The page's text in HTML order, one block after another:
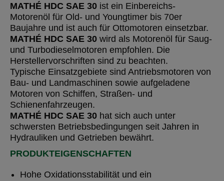
MATHÉ HDC SAE 30 ist ein Einbereichs-
Motorenöl für Old- und Youngtimer bis 70er
Baujahre und ist auch für Ottomotoren einsetzbar.
MATHÉ HDC SAE 30 wird als Motorenöl für Saug-
und Turbodieselmotoren empfohlen. Die
Herstellervorschriften sind zu beachten.
Typische Einsatzgebiete sind Antriebsmotoren von
Bau- und Landmaschinen sowie aufgeladene
Motoren von Schiffen, Straßen- und
Schienenfahrzeugen.
MATHÉ HDC SAE 30 hat sich auch unter
schwersten Betriebsbedingungen seit Jahren in
Hydrauliken und Getrieben bewährt.
PRODUKTEIGENSCHAFTEN
Hohe Oxidationsstabilität und ein